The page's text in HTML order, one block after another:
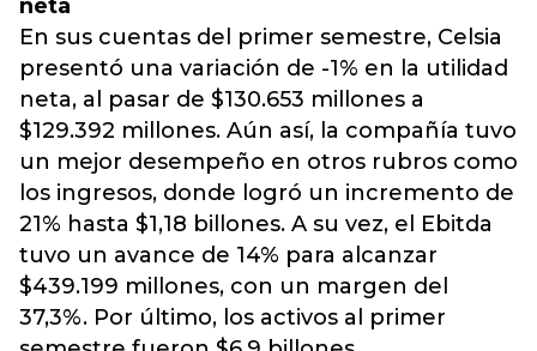
neta
En sus cuentas del primer semestre, Celsia
presentó una variación de -1% en la utilidad
neta, al pasar de $130.653 millones a
$129.392 millones. Aún así, la compañía tuvo
un mejor desempeño en otros rubros como
los ingresos, donde logró un incremento de
21% hasta $1,18 billones. A su vez, el Ebitda
tuvo un avance de 14% para alcanzar
$439.199 millones, con un margen del
37,3%. Por último, los activos al primer